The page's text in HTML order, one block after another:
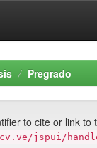
Pregrado
to cite or link to
jspui/